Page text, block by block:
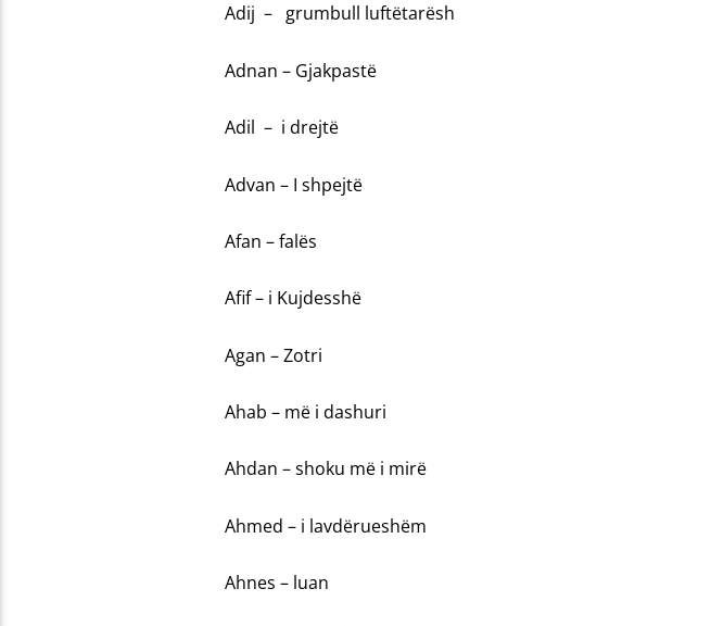
Adij – grumbull luftëtarësh
Adnan – Gjakpastë
Adil – i drejtë
Advan – I shpejtë
Afan – falës
Afif – i Kujdesshë
Agan – Zotri
Ahab – më i dashuri
Ahdan – shoku më i mirë
Ahmed – i lavdërueshëm
Ahnes – luan